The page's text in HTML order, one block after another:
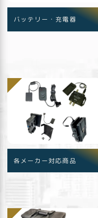
バッテリー・充電器
各メーカー対応商品